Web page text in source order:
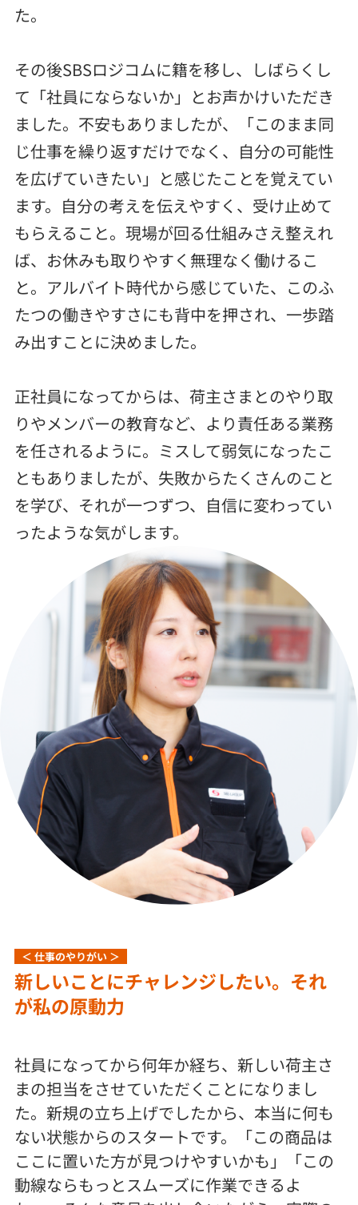
た。
その後SBSロジコムに籍を移し、しばらくし
て「社員にならないか」とお声かけいただき
ました。不安もありましたが、「このまま同
じ仕事を繰り返すだけでなく、自分の可能性
を広げていきたい」と感じたことを覚えてい
ます。自分の考えを伝えやすく、受け止めて
もらえること。現場が回る仕組みさえ整えれ
ば、お休みも取りやすく無理なく働けるこ
と。アルバイト時代から感じていた、このふ
たつの働きやすさにも背中を押され、一歩踏
み出すことに決めました。
正社員になってからは、荷主さまとのやり取
りやメンバーの教育など、より責任ある業務
を任されるように。ミスして弱気になったこ
ともありましたが、失敗からたくさんのこと
を学び、それが一つずつ、自信に変わってい
ったような気がします。
＜ 仕事のやりがい ＞
新しいことにチャレンジしたい。それ
が私の原動力
社員になってから何年か経ち、新しい荷主さ
まの担当をさせていただくことになりまし
た。新規の立ち上げでしたから、本当に何も
ない状態からのスタートです。「この商品は
ここに置いた方が見つけやすいかも」「この
動線ならもっとスムーズに作業できるよ